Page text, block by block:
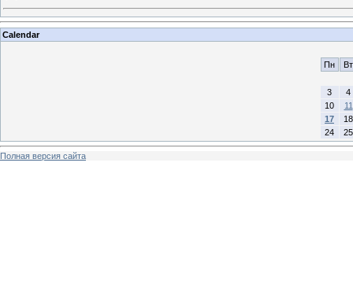
Calendar
Пн Вт
3
4
10
11
17
18
24
25
Полная версия сайта